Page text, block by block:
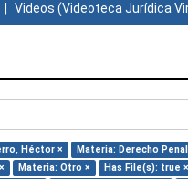
Videos (Videoteca Jurídica
Héctor × Materia: Derecho
Materia: Otro × Has File(s): true ×